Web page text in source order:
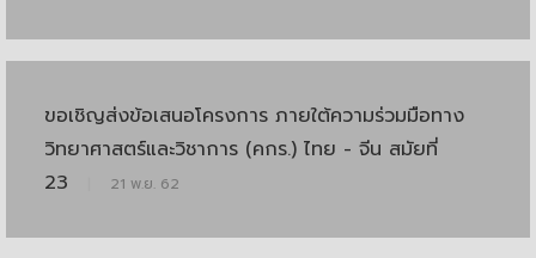
ขอเชิญส่งข้อเสนอโครงการ ภายใต้ความร่วมมือทาง
วิทยาศาสตร์และวิชาการ (คกร.) ไทย - จีน สมัยที่
23
21 พ.ย. 62